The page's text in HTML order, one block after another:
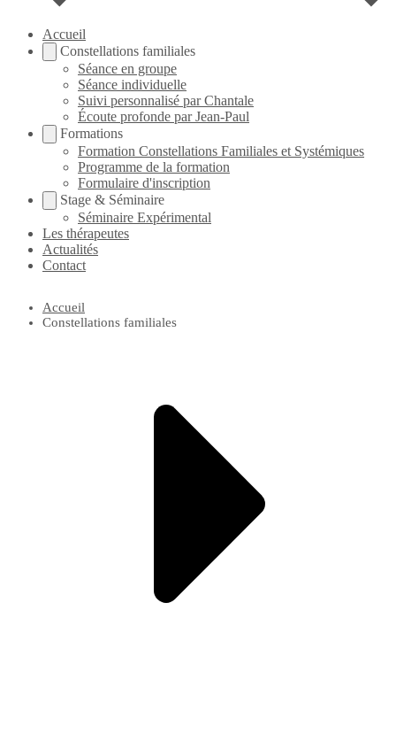
Accueil
Constellations familiales
Séance en groupe
Séance individuelle
Suivi personnalisé par Chantale
Écoute profonde par Jean-Paul
Formations
Formation Constellations Familiales et Systémiques
Programme de la formation
Formulaire d'inscription
Stage & Séminaire
Séminaire Expérimental
Les thérapeutes
Actualités
Contact
Accueil
Constellations familiales